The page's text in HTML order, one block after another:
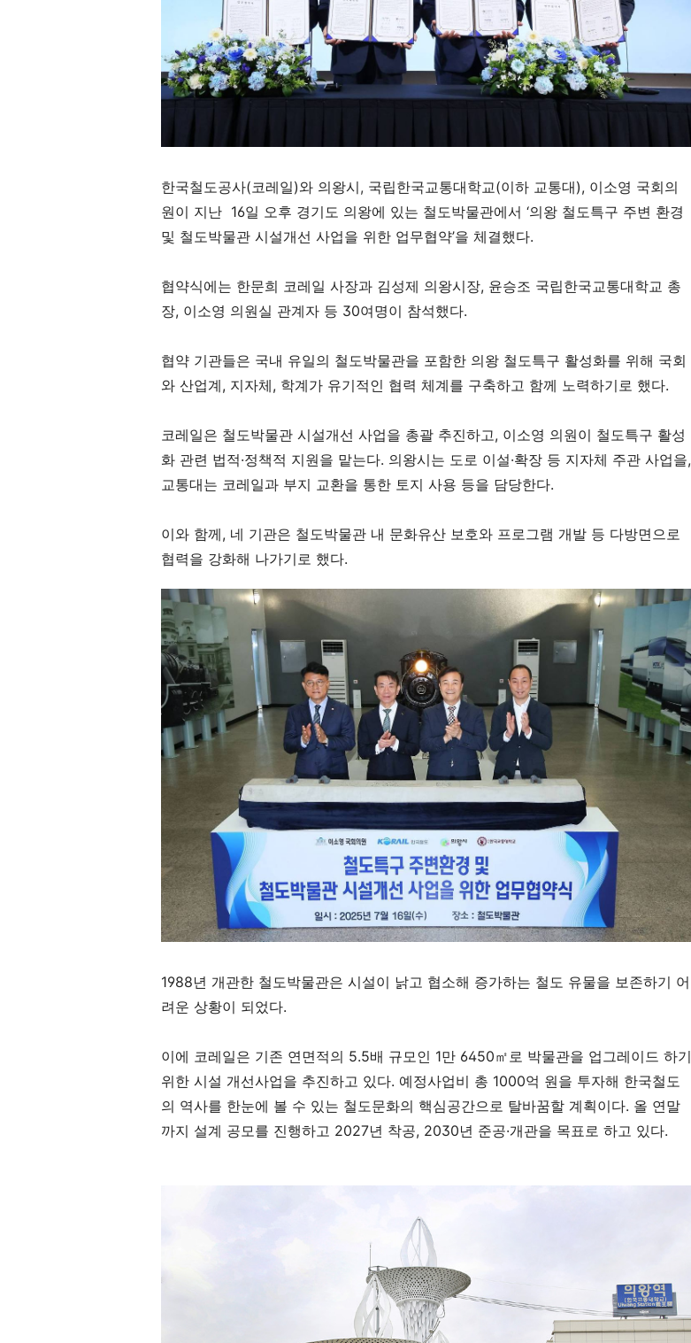
한국철도공사(코레일)와 의왕시, 국립한국교통대학교(이하 교통대), 이소영 국회의
원이 지난 16일 오후 경기도 의왕에 있는 철도박물관에서 ‘의왕 철도특구 주변 환경
및 철도박물관 시설개선 사업을 위한 업무협약’을 체결했다.
협약식에는 한문희 코레일 사장과 김성제 의왕시장, 윤승조 국립한국교통대학교 총
장, 이소영 의원실 관계자 등 30여명이 참석했다.
협약 기관들은 국내 유일의 철도박물관을 포함한 의왕 철도특구 활성화를 위해 국회
와 산업계, 지자체, 학계가 유기적인 협력 체계를 구축하고 함께 노력하기로 했다.
코레일은 철도박물관 시설개선 사업을 총괄 추진하고, 이소영 의원이 철도특구 활성
화 관련 법적·정책적 지원을 맡는다. 의왕시는 도로 이설·확장 등 지자체 주관 사업을,
교통대는 코레일과 부지 교환을 통한 토지 사용 등을 담당한다.
이와 함께, 네 기관은 철도박물관 내 문화유산 보호와 프로그램 개발 등 다방면으로
협력을 강화해 나가기로 했다.
1988년 개관한 철도박물관은 시설이 낡고 협소해 증가하는 철도 유물을 보존하기 어
려운 상황이 되었다.
이에 코레일은 기존 연면적의 5.5배 규모인 1만 6450㎡로 박물관을 업그레이드 하기
위한 시설 개선사업을 추진하고 있다. 예정사업비 총 1000억 원을 투자해 한국철도
의 역사를 한눈에 볼 수 있는 철도문화의 핵심공간으로 탈바꿈할 계획이다. 올 연말
까지 설계 공모를 진행하고 2027년 착공, 2030년 준공·개관을 목표로 하고 있다.